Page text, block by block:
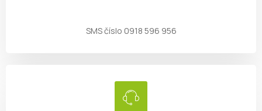
SMS číslo 0918 596 956